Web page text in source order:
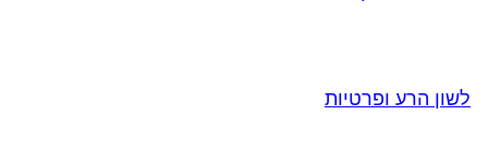
לשון הרע ופרטיות